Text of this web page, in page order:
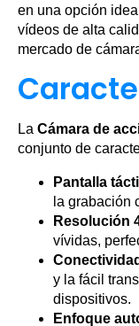
en una opción
vídeos de alta
mercado de
La Cámara de
conjunto de
Pantalla
la grabación
Resolución
vívidas,
y la fácil
dispositivos.
Enfoque